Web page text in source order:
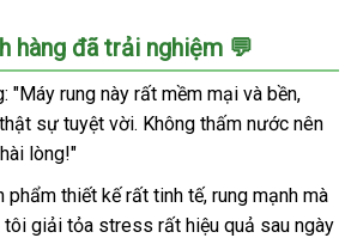
hàng đã trải nghiệm 💬
"Máy rung này rất mềm mại và bền,
sự tuyệt vời. Không thấm nước nên
lòng!"
phẩm thiết kế rất tinh tế, rung mạnh mà
tôi giải tỏa stress rất hiệu quả sau ngày